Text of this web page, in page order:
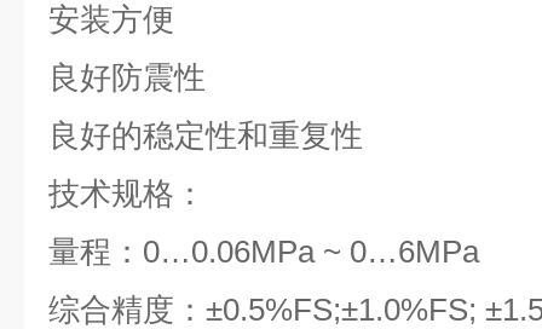
安装方便
良好防震性
良好的稳定性和重复性
技术规格：
量程：0…0.06MPa ~ 0…6MPa
综合精度：±0.5%FS;±1.0%FS;